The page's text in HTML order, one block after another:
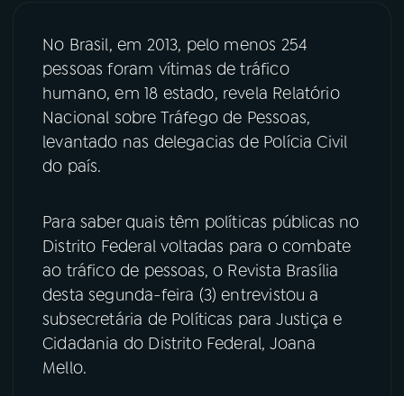
04 PROGRAMAS
PODCASTS
06VIDEOCASTS
07ÚLTIMAS
FESTIVAL DE MÚSICA
ACOMPANHE A RÁDIO NACIONAL
No Brasil, em 2013, pelo menos 254
pessoas foram vítimas de tráfico
humano, em 18 estado, revela Relatório
Nacional sobre Tráfego de Pessoas,
levantado nas delegacias de Polícia Civil
do país.
Para saber quais têm políticas públicas no
Distrito Federal voltadas para o combate
ao tráfico de pessoas, o Revista Brasília
desta segunda-feira (3) entrevistou a
subsecretária de Políticas para Justiça e
Cidadania do Distrito Federal, Joana
Mello.